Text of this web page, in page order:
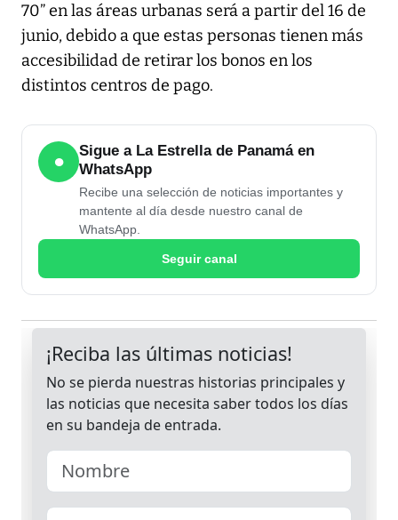
70” en las áreas urbanas será a partir del 16 de
junio, debido a que estas personas tienen más
accesibilidad de retirar los bonos en los
distintos centros de pago.
●
Sigue a La Estrella de Panamá en
WhatsApp
Recibe una selección de noticias importantes y
mantente al día desde nuestro canal de
WhatsApp.
Seguir canal